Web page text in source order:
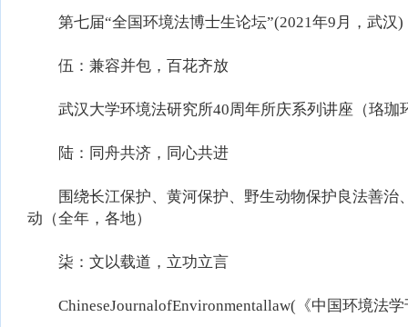
第七届“全国环境法博士生论坛”(2021年9月，武汉)
伍：兼容并包，百花齐放
武汉大学环境法研究所40周年所庆系列讲座（珞珈
陆：同舟共济，同心共进
围绕长江保护、黄河保护、野生动物保护良法善治
动（全年，各地）
柒：文以载道，立功立言
ChineseJournalofEnvironmentallaw(《中国环境法